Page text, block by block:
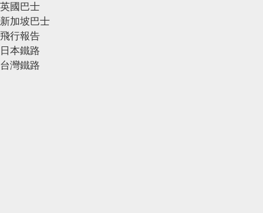
英國巴士
新加坡巴士
飛行報告
日本鐵路
台灣鐵路